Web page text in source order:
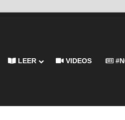
LEER VIDEOS